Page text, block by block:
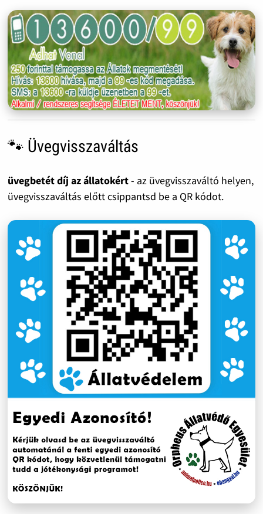
🐾 Üvegvisszaváltás
üvegbetét díj az állatokért- az üvegvisszaváltó helyen,
üvegvisszaváltás előtt csippantsd be a QR kódot.